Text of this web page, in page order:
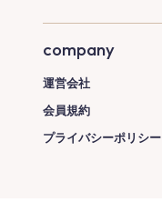
company
運営会社
会員規約
プライバシーポリシー